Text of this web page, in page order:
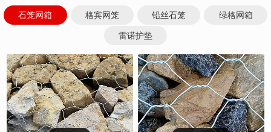
石笼网箱 格宾网笼 铅丝石笼 绿格网箱
雷诺护垫